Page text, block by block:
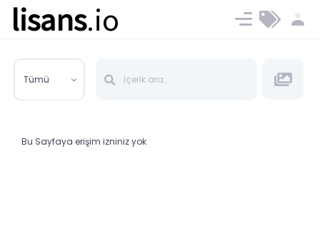
lisans.io Ücret ve Planlar
Tümü
Bu Sayfaya erişim izniniz yok